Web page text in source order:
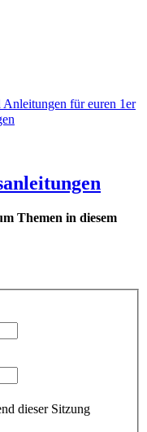
Anleitungen für euren 1er
Themen in diesem
dieser Sitzung